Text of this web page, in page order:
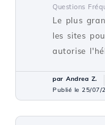
Questions
Le plus
les sites
autorise
par Andrea Z.
Publié le 25/07/